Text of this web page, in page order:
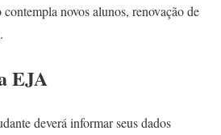
novos alunos, renovação de
EJA
deverá informar seus dados